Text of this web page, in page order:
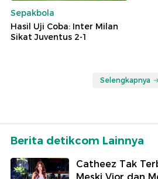
Sepakbola
Hasil Uji Coba: Inter Milan
Sikat Juventus 2-1
Selengkapnya
Berita detikcom Lainnya
Catheez Tak